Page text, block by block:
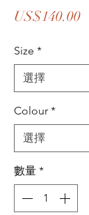
US$140.00價
Size *
Colour *
數量 *